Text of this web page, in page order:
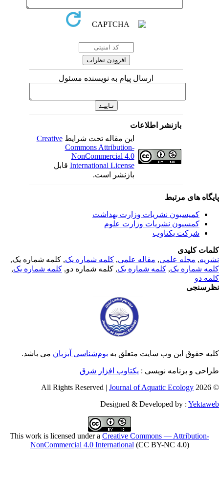
ارسال پیام به نویسنده مسئول
بازنشر اطلاعات
این مقاله تحت شرایطCreative
Commons Attribution-
NonCommercial 4.0
International Licenseقابل
بازنشر است.
های مرتبط
کمیسیون نشریات وزارت بهداشت
کمسیون نشریات وزارت علوم
شرکت یکتاوب
کلیدی
,مجله علمی, مقاله علمی, کلمه شماره یک, کلمه شماره یک,
شماره یک,کلمه شماره یک, کلمه شماره دو,کلمه شماره یک,
دو
حقوق این وب سایت متعلق بهبوم‌شناسی آبزیانمی باشد.
و برنامه نویسی : یکتاوب افزار شرق
©
Journal of Aquatic Ecology
Designed & Developed by :
This work is licensed under aCreative Commons — Attribution-
NonCommercial 4.0 International(CC BY-NC 4.0)